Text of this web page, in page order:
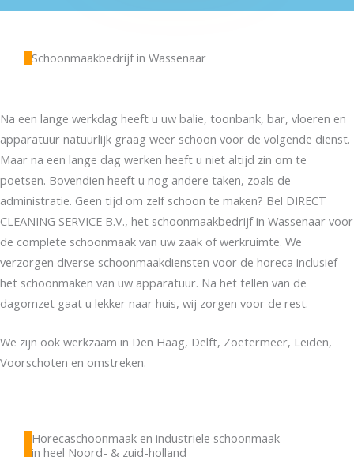
Schoonmaakbedrijf in Wassenaar
Na een lange werkdag heeft u uw balie, toonbank, bar, vloeren en
apparatuur natuurlijk graag weer schoon voor de volgende dienst.
Maar na een lange dag werken heeft u niet altijd zin om te
poetsen. Bovendien heeft u nog andere taken, zoals de
administratie. Geen tijd om zelf schoon te maken? Bel DIRECT
CLEANING SERVICE B.V., het schoonmaakbedrijf in Wassenaar voor
de complete schoonmaak van uw zaak of werkruimte. We
verzorgen diverse schoonmaakdiensten voor de horeca inclusief
het schoonmaken van uw apparatuur. Na het tellen van de
dagomzet gaat u lekker naar huis, wij zorgen voor de rest.
We zijn ook werkzaam in Den Haag, Delft, Zoetermeer, Leiden,
Voorschoten en omstreken.
Horecaschoonmaak en industriele schoonmaak
in heel Noord- & zuid-holland